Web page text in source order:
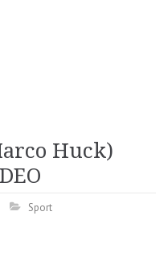
Huck)
Sport